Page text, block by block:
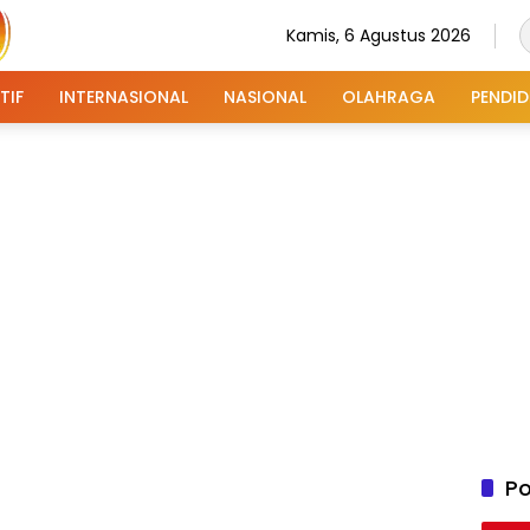
Kamis, 6 Agustus 2026
INTERNASIONAL NASIONAL OLAHRAGA